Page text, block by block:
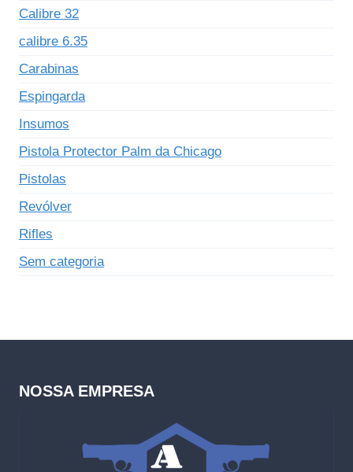
Calibre 32
calibre 6.35
Carabinas
Espingarda
Insumos
Pistola Protector Palm da Chicago
Pistolas
Revólver
Rifles
Sem categoria
NOSSA EMPRESA